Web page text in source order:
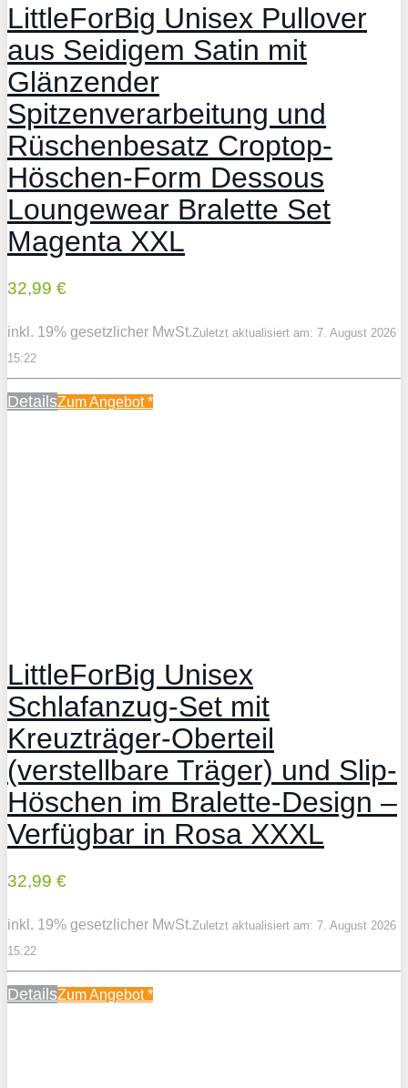
LittleForBig Unisex Pullover
aus Seidigem Satin mit
Glänzender
Spitzenverarbeitung und
Rüschenbesatz Croptop-
Höschen-Form Dessous
Loungewear Bralette Set
Magenta XXL
32,99 €
inkl. 19% gesetzlicher MwSt.Zuletzt aktualisiert am: 7. August 2026
15:22
DetailsZum Angebot*
LittleForBig Unisex
Schlafanzug-Set mit
Kreuzträger-Oberteil
(verstellbare Träger) und Slip-
Höschen im Bralette-Design –
Verfügbar in Rosa XXXL
32,99 €
inkl. 19% gesetzlicher MwSt.Zuletzt aktualisiert am: 7. August 2026
15:22
DetailsZum Angebot*